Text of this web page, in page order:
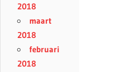
2018
maart
2018
februari
2018